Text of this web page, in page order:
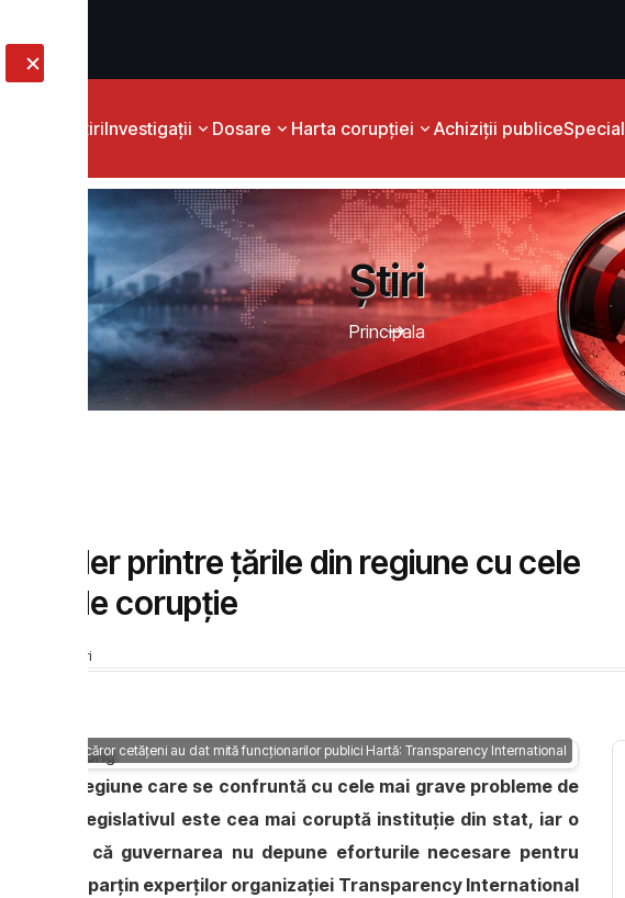
ȘtiriInvestigații Dosare Harta corupției Achiziții publiceSpecial
Știri
Principala
lider printre țările din regiune cu cele
de corupție
4295 vizualizări
europene ai căror cetățeni au dat mită funcționarilor publici Hartă: Transparency International
din regiune care se confruntă cu cele mai grave probleme de
săi, Legislativul este cea mai coruptă instituție din stat, iar o
că guvernarea nu depune eforturile necesare pentru
aparțin experților organizației Transparency International